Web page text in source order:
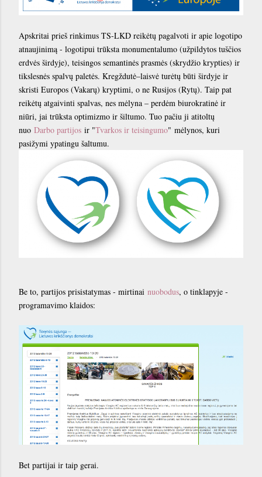
Apskritai prieš rinkimus TS-LKD reikėtų pagalvoti ir apie logotipo
atnaujinimą - logotipui trūksta monumentalumo (užpildytos tuščios
erdvės širdyje), teisingos semantinės prasmės (skrydžio krypties) ir
tikslesnės spalvų paletės. Kregždutė–laisvė turėtų būti širdyje ir
skristi Europos (Vakarų) kryptimi, o ne Rusijos (Rytų). Taip pat
reikėtų atgaivinti spalvas, nes mėlyna – perdėm biurokratinė ir
niūri, jai trūksta optimizmo ir šiltumo. Tuo pačiu ji atitoltų
nuo Darbo partijos ir "Tvarkos ir teisingumo" mėlynos, kuri
pasižymi ypatingu šaltumu.
Be to, partijos prisistatymas - mirtinai nuobodus, o tinklapyje -
programavimo klaidos:
Bet partijai ir taip gerai.